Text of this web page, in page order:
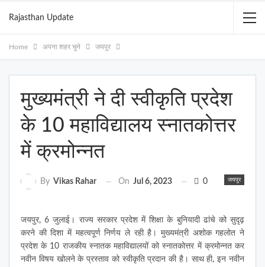
Rajasthan Update
Home अपना शहर चुने जयपुर
मुख्यमंत्री ने दी स्वीकृति प्रदेश
के 10 महाविद्यालय स्नातकोत्तर
में क्रमोन्नत
जयपुर
By Vikas Rahar On Jul 6, 2023 0
जयपुर, 6 जुलाई। राज्य सरकार प्रदेश में शिक्षा के बुनियादी ढांचे को सुदृढ़
करने की दिशा में महत्वपूर्ण निर्णय ले रही है। मुख्यमंत्री अशोक गहलोत ने
प्रदेश के 10 राजकीय स्नातक महाविद्यालयों को स्नातकोत्तर में क्रमोन्नत कर
नवीन विषय खोलने के प्रस्ताव को स्वीकृति प्रदान की है। साथ ही, इन नवीन